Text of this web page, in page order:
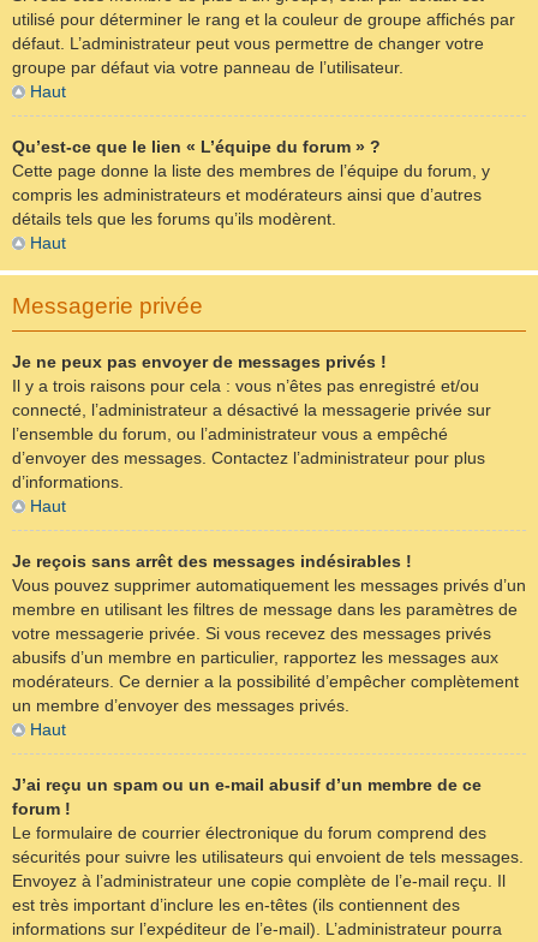
utilisé pour déterminer le rang et la couleur de groupe affichés par
défaut. L’administrateur peut vous permettre de changer votre
groupe par défaut via votre panneau de l’utilisateur.
Haut
Qu’est-ce que le lien « L’équipe du forum » ?
Cette page donne la liste des membres de l’équipe du forum, y
compris les administrateurs et modérateurs ainsi que d’autres
détails tels que les forums qu’ils modèrent.
Haut
Messagerie privée
Je ne peux pas envoyer de messages privés !
Il y a trois raisons pour cela : vous n’êtes pas enregistré et/ou
connecté, l’administrateur a désactivé la messagerie privée sur
l’ensemble du forum, ou l’administrateur vous a empêché
d’envoyer des messages. Contactez l’administrateur pour plus
d’informations.
Haut
Je reçois sans arrêt des messages indésirables !
Vous pouvez supprimer automatiquement les messages privés d’un
membre en utilisant les filtres de message dans les paramètres de
votre messagerie privée. Si vous recevez des messages privés
abusifs d’un membre en particulier, rapportez les messages aux
modérateurs. Ce dernier a la possibilité d’empêcher complètement
un membre d’envoyer des messages privés.
Haut
J’ai reçu un spam ou un e-mail abusif d’un membre de ce
forum !
Le formulaire de courrier électronique du forum comprend des
sécurités pour suivre les utilisateurs qui envoient de tels messages.
Envoyez à l’administrateur une copie complète de l’e-mail reçu. Il
est très important d’inclure les en-têtes (ils contiennent des
informations sur l’expéditeur de l’e-mail). L’administrateur pourra